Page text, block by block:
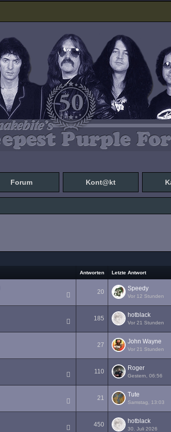
Forum Kont@kt
Antworten Letzte Antwort
20 Speedy
Vor 12 Stunden
185 hotblack
Vor 21 Stunden
27 John Wayne
Vor 21 Stunden
110 Roger
Gestern, 06:56
21 Tute
Samstag, 13:03
450 hotblack
30. Juli 2026